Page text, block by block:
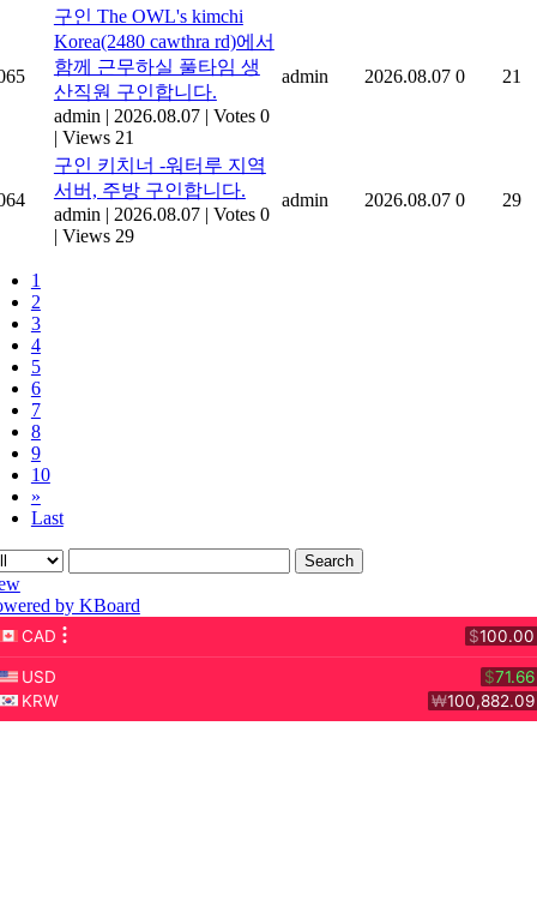
구인 The OWL's kimchi
Korea(2480 cawthra rd)에서
함께 근무하실 풀타임 생
산직원 구인합니다.
admin | 2026.08.07 | Votes 0
| Views 21
admin 2026.08.07 0 21
구인 키치너 -워터루 지역
서버, 주방 구인합니다.
admin | 2026.08.07 | Votes 0
| Views 29
admin 2026.08.07 0 29
1
2
3
4
5
6
7
8
9
10
»
Last
Search
by KBoard